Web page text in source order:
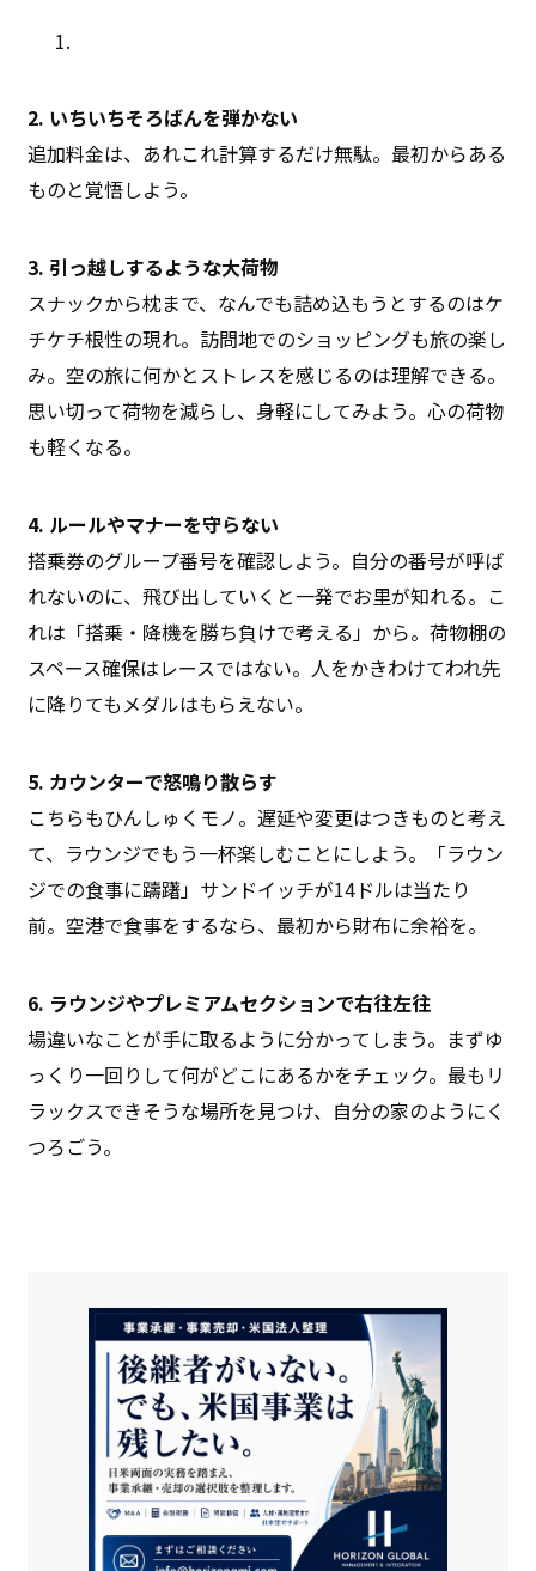
2. いちいちそろばんを弾かない
追加料金は、あれこれ計算するだけ無駄。最初からある
ものと覚悟しよう。
3. 引っ越しするような大荷物
スナックから枕まで、なんでも詰め込もうとするのはケ
チケチ根性の現れ。訪問地でのショッピングも旅の楽し
み。空の旅に何かとストレスを感じるのは理解できる。
思い切って荷物を減らし、身軽にしてみよう。心の荷物
も軽くなる。
4. ルールやマナーを守らない
搭乗券のグループ番号を確認しよう。自分の番号が呼ば
れないのに、飛び出していくと一発でお里が知れる。こ
れは「搭乗・降機を勝ち負けで考える」から。荷物棚の
スペース確保はレースではない。人をかきわけてわれ先
に降りてもメダルはもらえない。
5. カウンターで怒鳴り散らす
こちらもひんしゅくモノ。遅延や変更はつきものと考え
て、ラウンジでもう一杯楽しむことにしよう。「ラウン
ジでの食事に躊躇」サンドイッチが14ドルは当たり
前。空港で食事をするなら、最初から財布に余裕を。
6. ラウンジやプレミアムセクションで右往左往
場違いなことが手に取るように分かってしまう。まずゆ
っくり一回りして何がどこにあるかをチェック。最もリ
ラックスできそうな場所を見つけ、自分の家のようにく
つろごう。